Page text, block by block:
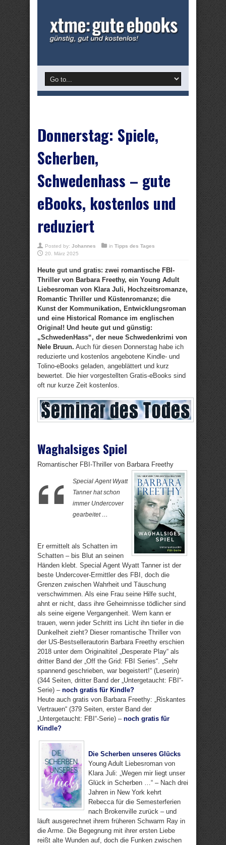
Donnerstag: Spiele,
Scherben,
Schwedenhass – gute
eBooks, kostenlos und
reduziert
Posted by: Johannes in Tipps des Tages
20. März 2025
Heute gut und gratis: zwei romantische FBI-
Thriller von Barbara Freethy, ein Young Adult
Liebesroman von Klara Juli, Hochzeitsromanze,
Romantic Thriller und Küstenromanze; die
Kunst der Kommunikation, Entwicklungsroman
und eine Historical Romance im englischen
Original! Und heute gut und günstig:
„SchwedenHass“, der neue Schwedenkrimi von
Nele Bruun. Auch für diesen Donnerstag habe ich
reduzierte und kostenlos angebotene Kindle- und
Tolino-eBooks geladen, angeblättert und kurz
bewertet. Die hier vorgestellten Gratis-eBooks sind
oft nur kurze Zeit kostenlos.
Waghalsiges Spiel
Romantischer FBI-Thriller von Barbara Freethy
Special Agent Wyatt
Tanner hat schon
immer Undercover
gearbeitet …
Er ermittelt als Schatten im
Schatten – bis Blut an seinen
Händen klebt. Special Agent Wyatt Tanner ist der
beste Undercover-Ermittler des FBI, doch die
Grenzen zwischen Wahrheit und Täuschung
verschwimmen. Als eine Frau seine Hilfe sucht,
ahnt er nicht, dass ihre Geheimnisse tödlicher sind
als seine eigene Vergangenheit. Wem kann er
trauen, wenn jeder Schritt ins Licht ihn tiefer in die
Dunkelheit zieht? Dieser romantische Thriller von
der US-Bestsellerautorin Barbara Freethy erschien
2018 unter dem Originaltitel „Desperate Play“ als
dritter Band der „Off the Grid: FBI Series“. „Sehr
spannend geschrieben, war begeistert!“ (Leserin)
(344 Seiten, dritter Band der „Untergetaucht: FBI“-
Serie) – noch gratis für Kindle?
Heute auch gratis von Barbara Freethy: „Riskantes
Vertrauen“ (379 Seiten, erster Band der
„Untergetaucht: FBI“-Serie) – noch gratis für
Kindle?
Die Scherben unseres Glücks
Young Adult Liebesroman von
Klara Juli: „Wegen mir liegt unser
Glück in Scherben …“ – Nach drei
Jahren in New York kehrt
Rebecca für die Semesterferien
nach Brokenville zurück – und
läuft ausgerechnet ihrem früheren Schwarm Ray in
die Arme. Die Begegnung mit ihrer ersten Liebe
reißt alte Wunden auf, doch die Funken zwischen